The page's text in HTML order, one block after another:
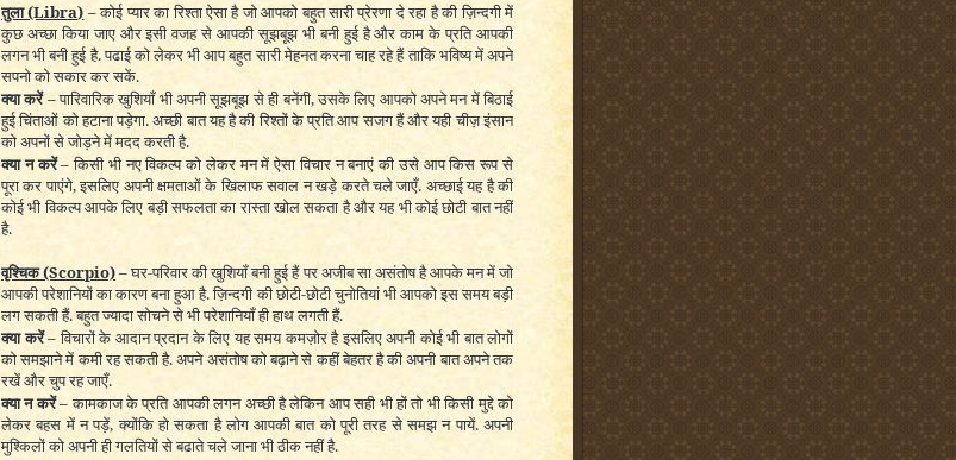
तुला(Libra) –कोई प्यार का रिश्ता ऐसा है जो आपको बहुत सारी प्रेरणा दे रहा है की ज़िन्दगी में
कुछ अच्छा किया जाए और इसी वजह से आपकी सूझबूझ भी बनी हुई है और काम के प्रति आपकी
लगन भी बनी हुई है. पढाई को लेकर भी आप बहुत सारी मेहनत करना चाह रहे हैं ताकि भविष्य में अपने
सपनो को सकार कर सकें.
क्या करें –पारिवारिक खुशियाँ भी अपनी सूझबूझ से ही बनेंगी, उसके लिए आपको अपने मन में बिठाई
हुई चिंताओं को हटाना पड़ेगा. अच्छी बात यह है की रिश्तों के प्रति आप सजग हैं और यही चीज़ इंसान
को अपनों से जोड़ने में मदद करती है.
क्या न करें –किसी भी नए विकल्प को लेकर मन में ऐसा विचार न बनाएं की उसे आप किस रूप से
पूरा कर पाएंगे, इसलिए अपनी क्षमताओं के खिलाफ सवाल न खड़े करते चले जाएँ. अच्छाई यह है की
कोई भी विकल्प आपके लिए बड़ी सफलता का रास्ता खोल सकता है और यह भी कोई छोटी बात नहीं
है.
वृश्चिक(Scorpio)–घर-परिवार की खुशियाँ बनी हुई हैं पर अजीब सा असंतोष है आपके मन में जो
आपकी परेशानियों का कारण बना हुआ है. ज़िन्दगी की छोटी-छोटी चुनोतियां भी आपको इस समय बड़ी
लग सकती हैं. बहुत ज्यादा सोचने से भी परेशानियाँ ही हाथ लगती हैं.
क्या करें –विचारों के आदान प्रदान के लिए यह समय कमज़ोर है इसलिए अपनी कोई भी बात लोगों
को समझाने में कमी रह सकती है. अपने असंतोष को बढ़ाने से कहीं बेहतर है की अपनी बात अपने तक
रखें और चुप रह जाएँ.
क्या न करें –कामकाज के प्रति आपकी लगन अच्छी है लेकिन आप सही भी हों तो भी किसी मुद्दे को
लेकर बहस में न पड़ें, क्योंकि हो सकता है लोग आपकी बात को पूरी तरह से समझ न पायें. अपनी
मुश्किलों को अपनी ही गलतियों से बढाते चले जाना भी ठीक नहीं है.